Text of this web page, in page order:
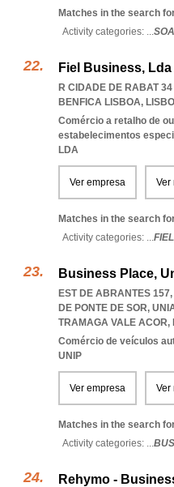
Matches in the search
Activity categories: ...
Fiel Business, Lda
R CIDADE DE RABAT
BENFICA LISBOA,
Comércio a retalho de
estabelecimentos
LDA
Ver empresa Ver
Matches in the search
Activity categories: ...
Business Place,
EST DE ABRANTES
DE PONTE DE SOR,
TRAMAGA VALE ACOR,
Comércio de veículos
UNIP
Ver empresa Ver
Matches in the search
Activity categories: ...
Rehymo -